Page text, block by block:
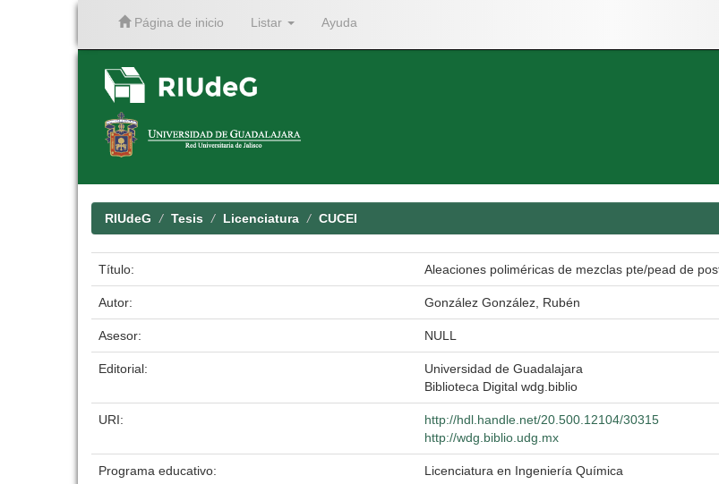
Página de inicio Listar Ayuda
RIUdeG Tesis Licenciatura CUCEI
Título: Aleaciones poliméricas de mezclas pte/pead de
Autor: González González, Rubén
Asesor: NULL
Editorial:
Universidad de Guadalajara
Biblioteca Digital wdg.biblio
URI:
http://hdl.handle.net/20.500.12104/30315
http://wdg.biblio.udg.mx
Programa educativo: Licenciatura en Ingeniería Química